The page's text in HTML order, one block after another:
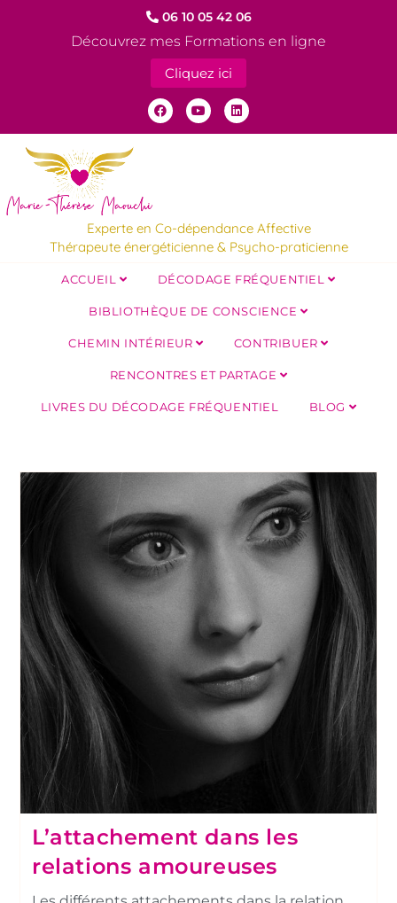
06 10 05 42 06
Découvrez mes Formations en ligne
Cliquez ici
Experte en Co-dépendance Affective
Thérapeute énergéticienne & Psycho-praticienne
ACCUEIL DÉCODAGE FRÉQUENTIEL
BIBLIOTHÈQUE DE CONSCIENCE
CHEMIN INTÉRIEUR CONTRIBUER
RENCONTRES ET PARTAGE
LIVRES DU DÉCODAGE FRÉQUENTIEL BLOG
L’attachement dans les
relations amoureuses